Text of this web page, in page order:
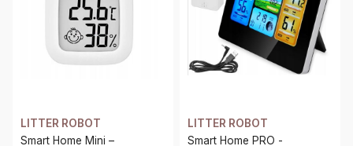
LITTER ROBOT
Smart Home Mini –
LITTER ROBOT
Smart Home PRO -